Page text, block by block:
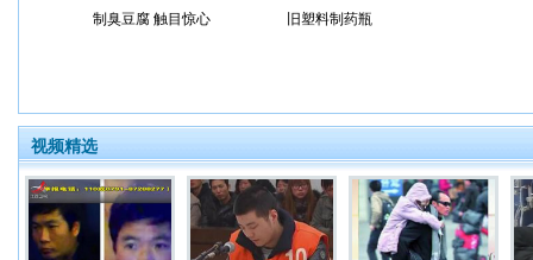
制臭豆腐 触目惊心
旧塑料制药瓶
视频精选